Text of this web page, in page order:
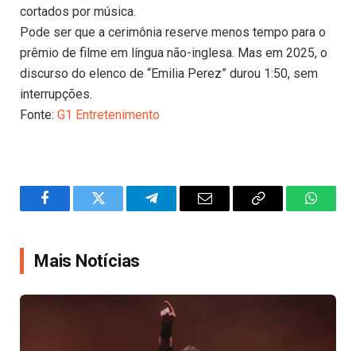
cortados por música.
Pode ser que a cerimônia reserve menos tempo para o
prêmio de filme em língua não-inglesa. Mas em 2025, o
discurso do elenco de “Emilia Perez” durou 1:50, sem
interrupções.
Fonte: G1 Entretenimento
FacebookTwitter TelegramEmail
Copy
Mais Notícias